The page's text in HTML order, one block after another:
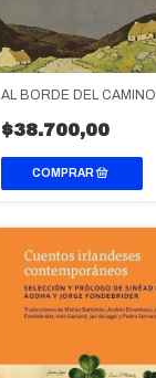
AL BORDE DEL CAMINO
$38.700,00